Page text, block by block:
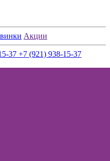
Акции
37 +7 (921) 938-15-37